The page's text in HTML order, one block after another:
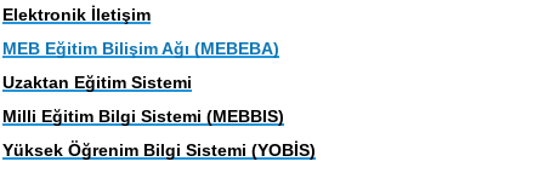
Elektronik İletişim
MEB Eğitim Bilişim Ağı (MEBEBA)
Uzaktan Eğitim Sistemi
Milli Eğitim Bilgi Sistemi (MEBBIS)
Yüksek Öğrenim Bilgi Sistemi (YOBİS)